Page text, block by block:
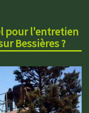
pour l'entretien
Bessières ?